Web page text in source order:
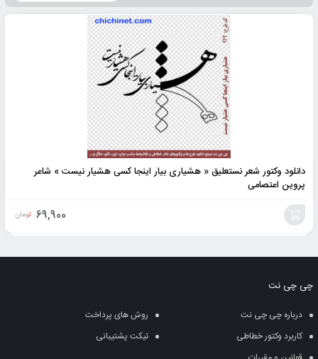
دانلود وکتور شعر نستعلیق « هشیاری بیار اینجا کسی هشیار نیست » شاعر
پروین اعتصامی
69,900 تومان
سبد
چی چی نت
درباره چی چی نت
روش های پرداخت
کاربرد وکتور خطاطی
تیکت پشتیبانی